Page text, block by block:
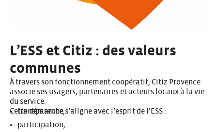
L’ESS et Citiz : des valeurs
communes
À travers son fonctionnement coopératif, Citiz Provence
associe ses usagers, partenaires et acteurs locaux à la vie
du service.
Cette démarche s’aligne avec l’esprit de l’ESS :
transparence,
participation,